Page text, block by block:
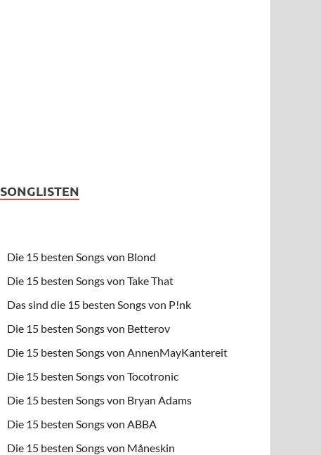
SONGLISTEN
Die 15 besten Songs von Blond
Die 15 besten Songs von Take That
Das sind die 15 besten Songs von P!nk
Die 15 besten Songs von Betterov
Die 15 besten Songs von AnnenMayKantereit
Die 15 besten Songs von Tocotronic
Die 15 besten Songs von Bryan Adams
Die 15 besten Songs von ABBA
Die 15 besten Songs von Måneskin